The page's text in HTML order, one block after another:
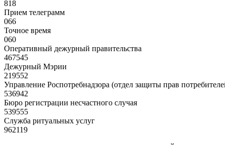
818
Прием телеграмм
066
Точное время
060
Оперативный дежурный правительства
467545
Дежурный Мэрии
219552
Управление Роспотребнадзора (отдел защиты прав
536942
Бюро регистрации несчастного случая
539555
Служба ритуальных услуг
962119